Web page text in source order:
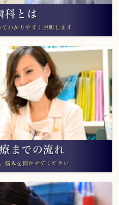
科とは
わかりやすく説明します
までの流れ
悩みを聞かせてください